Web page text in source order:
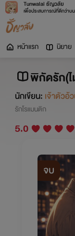
Tunwalai ธัญวลัย
เพื่อประสบการณ์ที่ดีกว่าบ
หน้าแรก นิยาย
พิกัดรัก(
นักเขียน: เจ้าตัวอ้
รักโรแมนติก
5.0
จบ